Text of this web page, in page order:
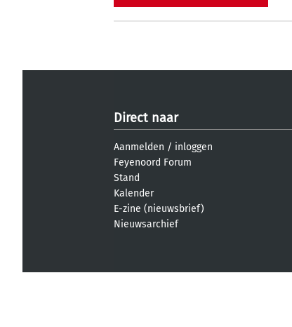
Direct naar
Aanmelden / inloggen
Feyenoord Forum
Stand
Kalender
E-zine (nieuwsbrief)
Nieuwsarchief